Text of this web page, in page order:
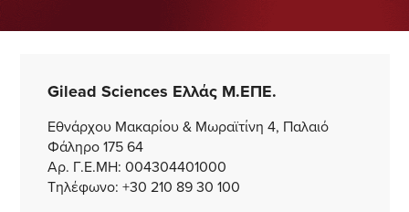
Gilead Sciences Ελλάς Μ.ΕΠΕ.
Εθνάρχου Μακαρίου & Μωραϊτίνη 4, Παλαιό
Φάληρο 175 64
Αρ. Γ.Ε.ΜΗ: 004304401000
Τηλέφωνο: +30 210 89 30 100